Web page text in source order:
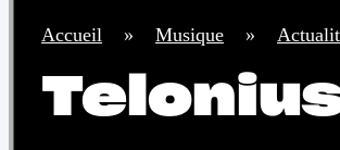
Accueil » Musique »